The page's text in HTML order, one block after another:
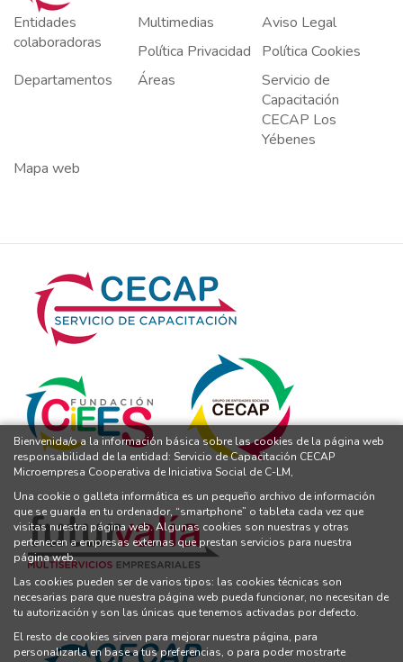
Entidades
colaboradoras
Multimedias
Aviso Legal
Política Privacidad
Política Cookies
Departamentos
Áreas
Servicio de
Capacitación
CECAP Los
Yébenes
Mapa web
Bienvenida/o a la información básica sobre las cookies de la página web
responsabilidad de la entidad: Servicio de Capacitación CECAP
Microempresa Cooperativa de Iniciativa Social de C-LM,
Una cookie o galleta informática es un pequeño archivo de información
que se guarda en tu ordenador, “smartphone” o tableta cada vez que
visitas nuestra página web. Algunas cookies son nuestras y otras
pertenecen a empresas externas que prestan servicios para nuestra
página web.
Las cookies pueden ser de varios tipos: las cookies técnicas son
necesarias para que nuestra página web pueda funcionar, no necesitan de
tu autorización y son las únicas que tenemos activadas por defecto.
El resto de cookies sirven para mejorar nuestra página, para
personalizarla en base a tus preferencias, o para poder mostrarte